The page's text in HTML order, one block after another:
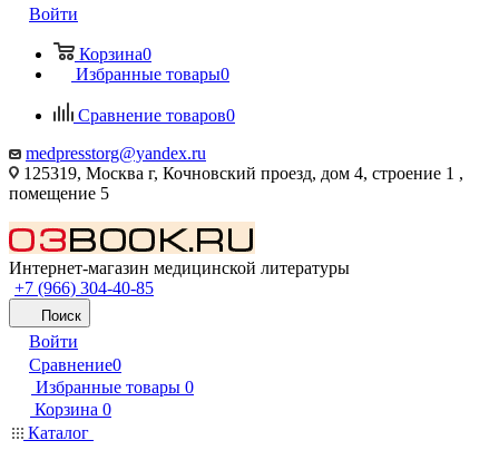
Войти
Корзина0
Избранные товары0
Сравнение товаров0
medpresstorg@yandex.ru
125319, Москва г, Кочновский проезд, дом 4, строение 1 ,
помещение 5
Интернет-магазин медицинской литературы
+7 (966) 304-40-85
Поиск
Войти
Сравнение0
Избранные товары 0
Корзина 0
Каталог